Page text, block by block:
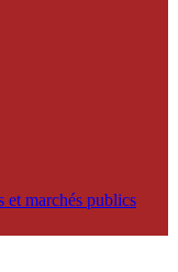
marchés publics